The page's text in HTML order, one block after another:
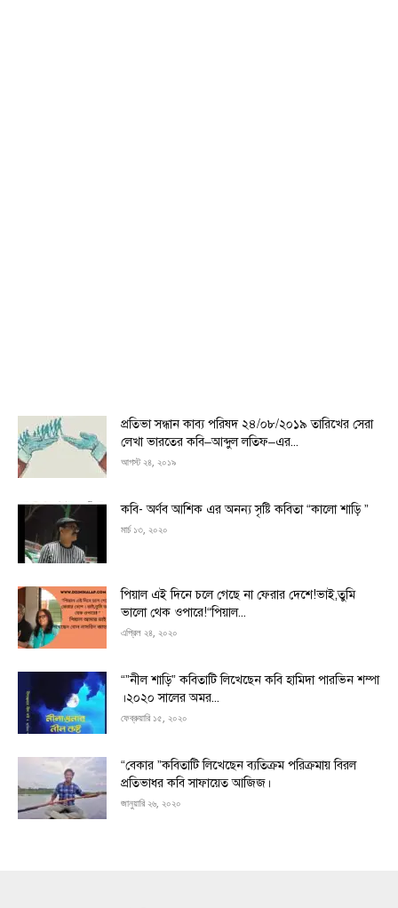
প্রতিভা সন্ধান কাব্য পরিষদ ২৪/০৮/২০১৯ তারিখের সেরা
লেখা ভারতের কবি–আব্দুল লতিফ–এর...
আগস্ট ২৪, ২০১৯
কবি- অর্ণব আশিক এর অনন্য সৃষ্টি কবিতা “কালো শাড়ি ”
মার্চ ১৩, ২০২০
পিয়াল এই দিনে চলে গেছে না ফেরার দেশে!ভাই,তুমি
ভালো থেক ওপারে!“পিয়াল...
এপ্রিল ২৪, ২০২০
“”নীল শাড়ি” কবিতাটি লিখেছেন কবি হামিদা পারভিন শম্পা
।২০২০ সালের অমর...
ফেব্রুয়ারি ১৫, ২০২০
“বেকার ”কবিতাটি লিখেছেন ব্যতিক্রম পরিক্রমায় বিরল
প্রতিভাধর কবি সাফায়েত আজিজ।
জানুয়ারি ২৬, ২০২০